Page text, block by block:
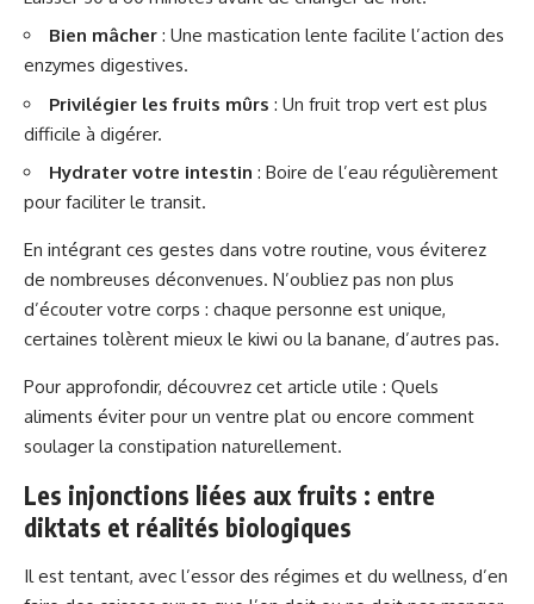
Bien mâcher : Une mastication lente facilite l’action des
enzymes digestives.
Privilégier les fruits mûrs : Un fruit trop vert est plus
difficile à digérer.
Hydrater votre intestin : Boire de l’eau régulièrement
pour faciliter le transit.
En intégrant ces gestes dans votre routine, vous éviterez
de nombreuses déconvenues. N’oubliez pas non plus
d’écouter votre corps : chaque personne est unique,
certaines tolèrent mieux le kiwi ou la banane, d’autres pas.
Pour approfondir, découvrez cet article utile : Quels
aliments éviter pour un ventre plat ou encore comment
soulager la constipation naturellement.
Les injonctions liées aux fruits : entre
diktats et réalités biologiques
Il est tentant, avec l’essor des régimes et du wellness, d’en